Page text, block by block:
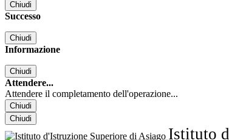
Chiudi
Successo
Chiudi
Informazione
Chiudi
Attendere...
Attendere il completamento dell'operazione...
Chiudi
Chiudi
Istituto